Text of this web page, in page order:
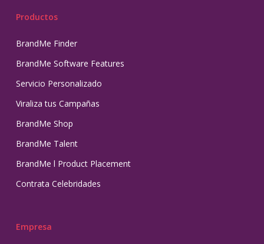
Productos
BrandMe Finder
BrandMe Software Features
Servicio Personalizado
Viraliza tus Campañas
BrandMe Shop
BrandMe Talent
BrandMe l Product Placement
Contrata Celebridades
Empresa